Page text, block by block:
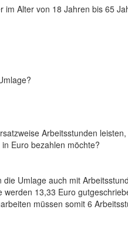
im Alter von 18 Jahren bis 65
Arbeitsstunden
Euro bezahlen möchte?
die Umlage auch mit
werden 13,33 Euro
müssen somit 6